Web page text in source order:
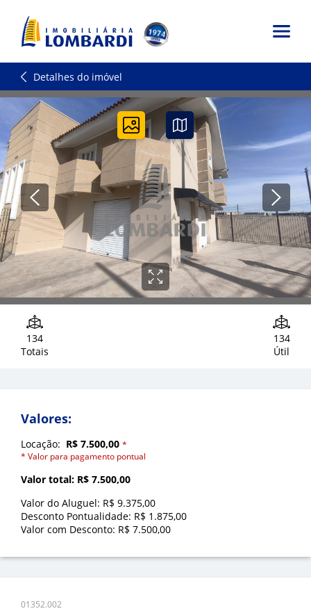
Detalhes do imóvel
134
Totais
134
Útil
Valores:
Locação: R$ 7.500,00 *
* Valor para pagamento pontual
Valor total: R$ 7.500,00
Valor do Aluguel: R$ 9.375,00
Desconto Pontualidade: R$ 1.875,00
Valor com Desconto: R$ 7.500,00
01352.002